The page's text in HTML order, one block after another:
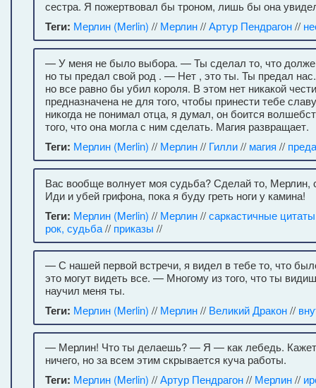
сестра. Я пожертвовал бы троном, лишь бы она
Теги: Мерлин (Merlin) // Мерлин//Артур Пендрагон//
— У меня не было выбора. — Ты сделал то, что
но ты предал свой род . — Нет , это ты. Ты предал
но все равно бы убил короля. В этом нет никакой
предназначена не для того, чтобы принести тебе
никогда не понимал отца, я думал, он боится
того, что она могла с ним сделать. Магия развращает.
Теги: Мерлин (Merlin) // Мерлин// Гилли// магия //
Вас вообще волнует моя судьба? Сделай то, Мерлин,
Иди и убей грифона, пока я буду греть ноги у камина!
Теги: Мерлин (Merlin) // Мерлин//саркастичные цитаты
рок, судьба// приказы //
— С нашей первой встречи, я видел в тебе то, что
это могут видеть все. — Многому из того, что ты
научил меня ты.
Теги: Мерлин (Merlin) // Мерлин// Великий Дракон//
— Мерлин! Что ты делаешь? — Я — как лебедь.
ничего, но за всем этим скрывается куча работы.
Теги: Мерлин (Merlin) //Артур Пендрагон// Мерлин//